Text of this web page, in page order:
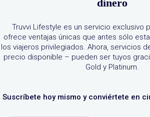
dinero
Truvvi Lifestyle es un servicio exclusivo
ofrece ventajas únicas que antes sólo
los viajeros privilegiados. Ahora, servicios
precio disponible – pueden ser tuyos
Gold y Platinum.
Suscríbete hoy mismo y conviértete en